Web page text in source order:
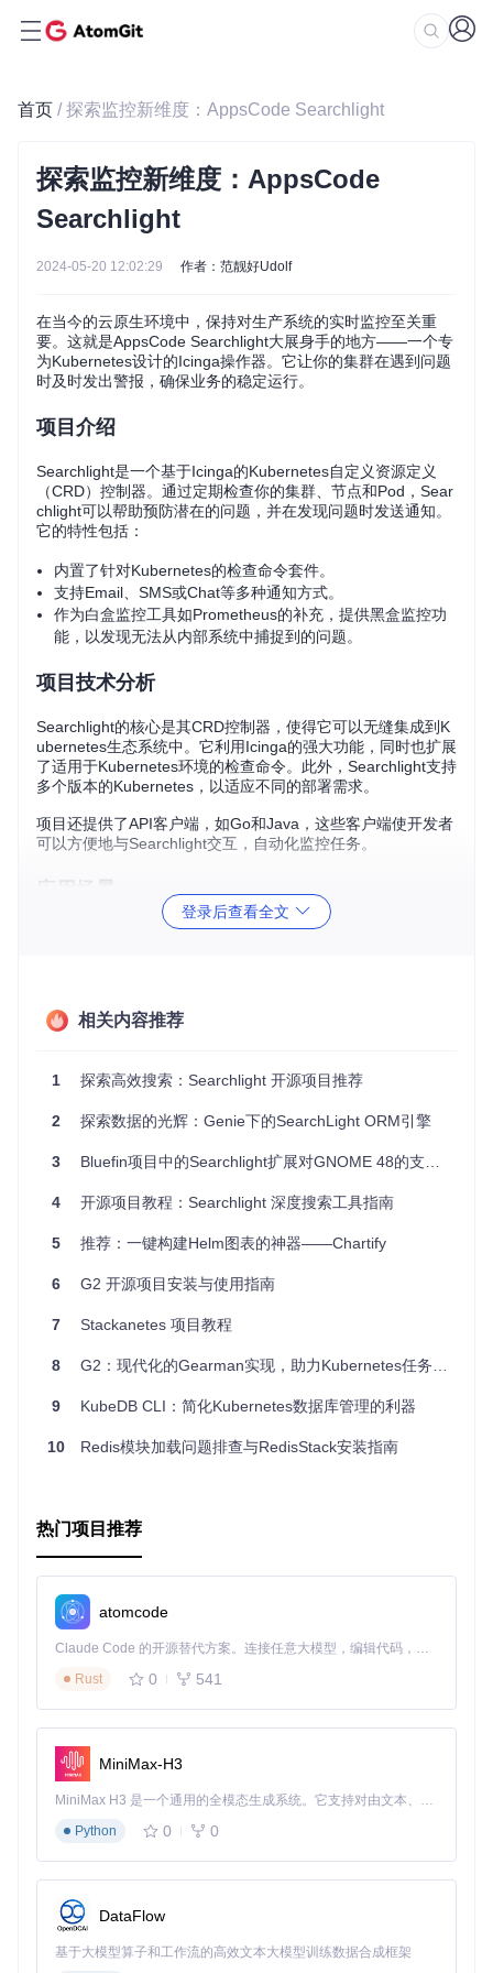
首页 / 探索监控新维度：AppsCode Searchlight
探索监控新维度：AppsCode
Searchlight
2024-05-20 12:02:29 作者：范靓好Udolf
在当今的云原生环境中，保持对生产系统的实时监控至关重
要。这就是AppsCode Searchlight大展身手的地方——一个专
为Kubernetes设计的Icinga操作器。它让你的集群在遇到问题
时及时发出警报，确保业务的稳定运行。
项目介绍
Searchlight是一个基于Icinga的Kubernetes自定义资源定义
（CRD）控制器。通过定期检查你的集群、节点和Pod，Sear
chlight可以帮助预防潜在的问题，并在发现问题时发送通知。
它的特性包括：
内置了针对Kubernetes的检查命令套件。
支持Email、SMS或Chat等多种通知方式。
作为白盒监控工具如Prometheus的补充，提供黑盒监控功
能，以发现无法从内部系统中捕捉到的问题。
项目技术分析
Searchlight的核心是其CRD控制器，使得它可以无缝集成到K
ubernetes生态系统中。它利用Icinga的强大功能，同时也扩展
了适用于Kubernetes环境的检查命令。此外，Searchlight支持
多个版本的Kubernetes，以适应不同的部署需求。
项目还提供了API客户端，如Go和Java，这些客户端使开发者
可以方便地与Searchlight交互，自动化监控任务。
Searchlight适用于以下场景：
配合现有的Prometheus等监控系统，增强监控的全面性，
境。
项目特点
Searchlight的亮点在于：
自定义化检查: 提供了一系列专门针对Kubernetes的检查命
令，可根据特定需求定制监控策略。
: 能够通过邮件、短信和聊天应用发送警
报，确保快速响应。
环境。
并改进产品。
为了开始使用Searchlight，你可以参考其官方安装指南，如果
让我们一起探索监控的新边界，让AppsCode Searchlight成为
你运维中的得力助手！
登录后查看全文
相关内容推荐
1 探索高效搜索：Searchlight 开源项目推荐
2 探索数据的光辉：Genie下的SearchLight ORM引擎
3 Bluefin项目中的Searchlight扩展对GNOME 48的支持分析
4 开源项目教程：Searchlight 深度搜索工具指南
5 推荐：一键构建Helm图表的神器——Chartify
6 G2 开源项目安装与使用指南
7 Stackanetes 项目教程
8 G2：现代化的Gearman实现，助力Kubernetes任务调度
9 KubeDB CLI：简化Kubernetes数据库管理的利器
10 Redis模块加载问题排查与RedisStack安装指南
热门项目推荐
atomcode
Claude Code 的开源替代方案。连接任意大模型，编辑代码，运行命令，自动验证 — 全自动执行。用 Rust 构建，极致性能。 ｜ An open-source alternative to Claude Code. Connect any LLM, edit code, run commands, and verify changes — autonomously. Built in Rust for speed. Get Started
Rust
0 541
MiniMax-H3
MiniMax H3 是一个通用的全模态生成系统。它支持对由文本、图像、视频和音频组成的多模态上下文进行统一理解，并能生成分辨率高达 2K、时长可达 15 秒的带原生立体声音频的视频。得益于面向任务泛化的系统设计，H3 在预训练阶段就已具备广泛的多模态上下文理解与生成能力，能够出色地执行复杂的多模态指令。
Python
0 0
DataFlow
基于大模型算子和工作流的高效文本大模型训练数据合成框架